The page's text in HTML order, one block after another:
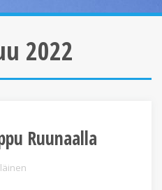
2022
Ruunaalla